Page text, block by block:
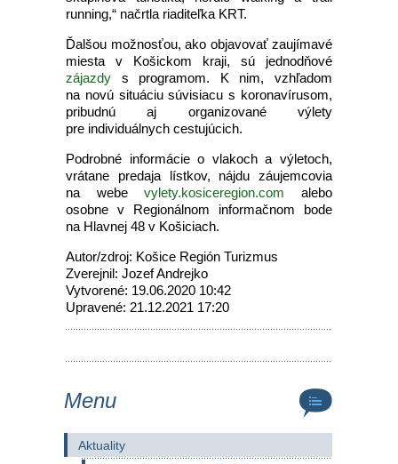
running,“ načrtla riaditeľka KRT.
Ďalšou možnosťou, ako objavovať zaujímavé
miesta v Košickom kraji, sú jednodňové
zájazdy s programom. K nim, vzhľadom
na novú situáciu súvisiacu s koronavírusom,
pribudnú aj organizované výlety
pre individuálnych cestujúcich.
Podrobné informácie o vlakoch a výletoch,
vrátane predaja lístkov, nájdu záujemcovia
na webevylety.kosiceregion.com alebo
osobne v Regionálnom informačnom bode
na Hlavnej 48 v Košiciach.
Autor/zdroj: Košice Región Turizmus
Zverejnil: Jozef Andrejko
Vytvorené: 19.06.2020 10:42
Upravené: 21.12.2021 17:20
Menu
Aktuality